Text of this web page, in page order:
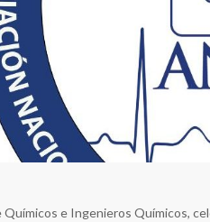
Químicos e Ingenieros Químicos,